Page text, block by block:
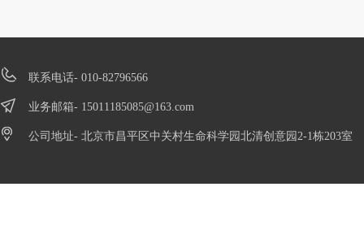
联系电话- 010-82796566
业务邮箱- 15011185085@163.com
公司地址- 北京市昌平区中关村生命科学园北清创意园2-1栋203室